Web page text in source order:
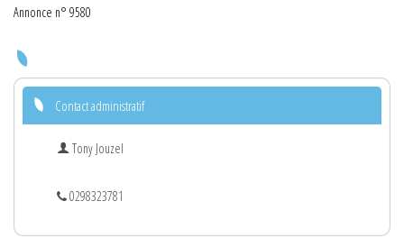
Annonce n° 9580
Contact administratif
Tony Jouzel
0298323781